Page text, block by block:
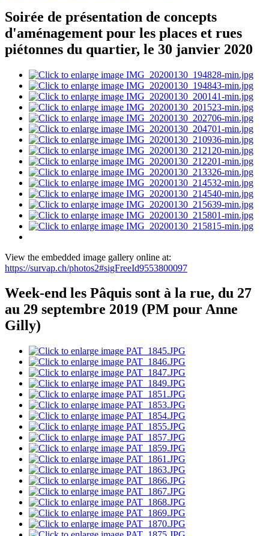
Soirée de présentation de concepts
d'aménagement pour les places et rues
piétonnes du quartier, le 30 janvier 2020
View the embedded image gallery online at:
https://survap.ch/photos2#sigFreeId9553800097
Week-end les Pâquis sont à la rue, du 27
au 29 septembre 2019 (PM pour Anne
Gilly)